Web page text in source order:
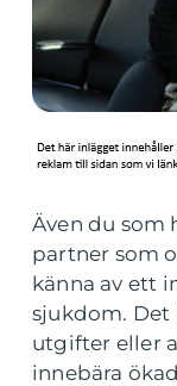
Även du som
partner som
känna av ett
sjukdom. Det
utgifter eller
innebära